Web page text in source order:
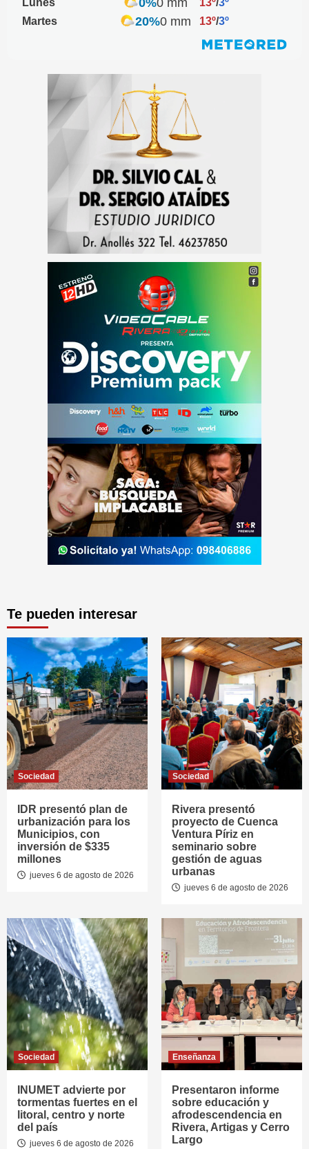
Lunes 13º/3º
Martes
20%0 mm 13º/3º
Te pueden interesar
Sociedad
IDR presentó plan de
urbanización para los
Municipios, con
inversión de $335
millones
jueves 6 de agosto de 2026
Sociedad
Rivera presentó
proyecto de Cuenca
Ventura Píriz en
seminario sobre
gestión de aguas
urbanas
jueves 6 de agosto de 2026
Sociedad
INUMET advierte por
tormentas fuertes en el
litoral, centro y norte
del país
jueves 6 de agosto de 2026
Enseñanza
Presentaron informe
sobre educación y
afrodescendencia en
Rivera, Artigas y Cerro
Largo